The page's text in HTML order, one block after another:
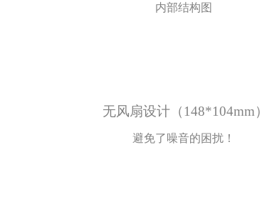
内部结构图
无风扇设计（148*104mm）
避免了噪音的困扰！